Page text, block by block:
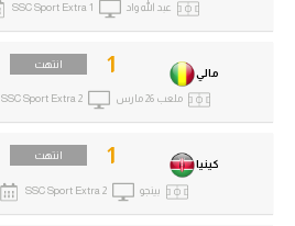
كينيا 1 انتهت
بينجو SSC Sport Extra 2
مالي 1 انتهت
ملعب 26 مارس SSC Sport Extra 2
عبد الله واد SSC Sport Extra 1